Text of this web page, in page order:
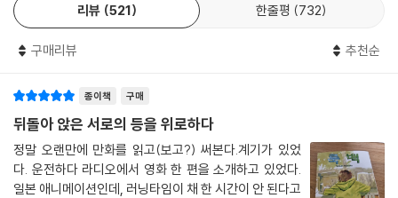
리뷰 521 한줄평 732
구매리뷰 추천순
종이책 구매
뒤돌아 앉은 서로의 등을 위로하다
정말 오랜만에 만화를 읽고(보고?) 써본다.계기가 있었
다. 운전하다 라디오에서 영화 한 편을 소개하고 있었다.
일본 애니메이션인데, 러닝타임이 채 한 시간이 안 된다고